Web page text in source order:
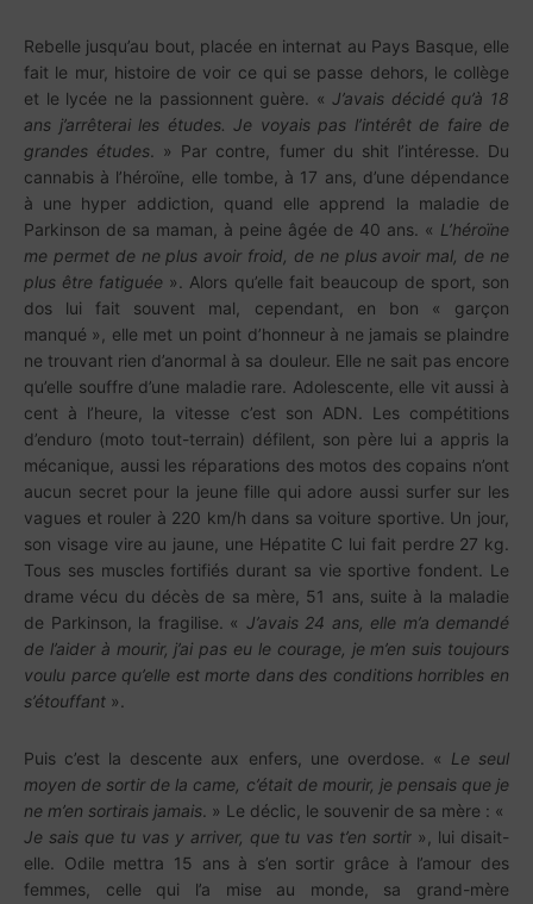
Rebelle jusqu’au bout, placée en internat au Pays Basque, elle
fait le mur, histoire de voir ce qui se passe dehors, le collège
et le lycée ne la passionnent guère. «J’avais décidé qu’à 18
ans j’arrêterai les études. Je voyais pas l’intérêt de faire de
grandes études. » Par contre, fumer du shit l’intéresse. Du
cannabis à l’héroïne, elle tombe, à 17 ans, d’une dépendance
à une hyper addiction, quand elle apprend la maladie de
Parkinson de sa maman, à peine âgée de 40 ans. « L’héroïne
me permet de ne plus avoir froid, de ne plus avoir mal, de ne
plus être fatiguée ». Alors qu’elle fait beaucoup de sport, son
dos lui fait souvent mal, cependant, en bon « garçon
manqué », elle met un point d’honneur à ne jamais se plaindre
ne trouvant rien d’anormal à sa douleur. Elle ne sait pas encore
qu’elle souffre d’une maladie rare. Adolescente, elle vit aussi à
cent à l’heure, la vitesse c’est son ADN. Les compétitions
d’enduro (moto tout-terrain) défilent, son père lui a appris la
mécanique, aussi les réparations des motos des copains n’ont
aucun secret pour la jeune fille qui adore aussi surfer sur les
vagues et rouler à 220 km/h dans sa voiture sportive. Un jour,
son visage vire au jaune, une Hépatite C lui fait perdre 27 kg.
Tous ses muscles fortifiés durant sa vie sportive fondent. Le
drame vécu du décès de sa mère, 51 ans, suite à la maladie
de Parkinson, la fragilise. « J’avais 24 ans, elle m’a demandé
de l’aider à mourir, j’ai pas eu le courage, je m’en suis toujours
voulu parce qu’elle est morte dans des conditions horribles en
s’étouffant ».
Puis c’est la descente aux enfers, une overdose. « Le seul
moyen de sortir de la came, c’était de mourir, je pensais que je
ne m’en sortirais jamais. » Le déclic, le souvenir de sa mère : «
Je sais que tu vas y arriver, que tu vas t’en sortir », lui disait-
elle. Odile mettra 15 ans à s’en sortir grâce à l’amour des
femmes, celle qui l’a mise au monde, sa grand-mère